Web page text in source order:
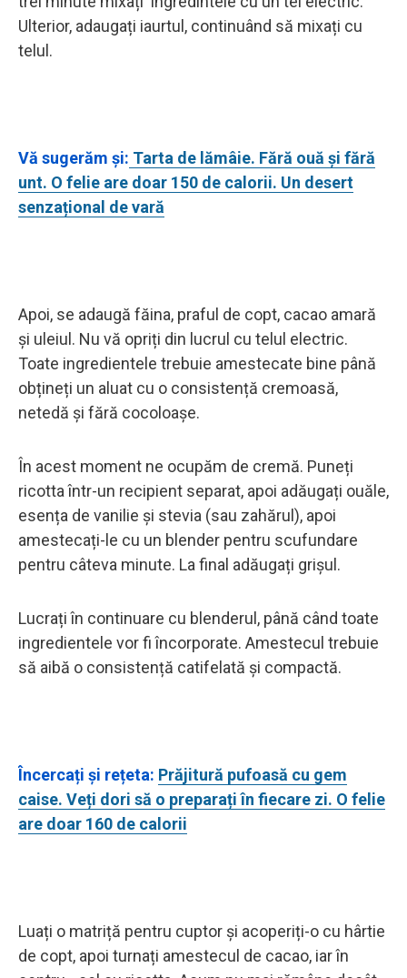
Ulterior, adaugați iaurtul, continuând să mixați cu
telul.
Vă sugerăm și: Tarta de lămâie. Fără ouă și fără
unt. O felie are doar 150 de calorii. Un desert
senzațional de vară
Apoi, se adaugă făina, praful de copt, cacao amară
și uleiul. Nu vă opriți din lucrul cu telul electric.
Toate ingredientele trebuie amestecate bine până
obțineți un aluat cu o consistență cremoasă,
netedă și fără cocoloașe.
În acest moment ne ocupăm de cremă. Puneți
ricotta într-un recipient separat, apoi adăugați ouăle,
esența de vanilie și stevia (sau zahărul), apoi
amestecați-le cu un blender pentru scufundare
pentru câteva minute. La final adăugați grișul.
Lucrați în continuare cu blenderul, până când toate
ingredientele vor fi încorporate. Amestecul trebuie
să aibă o consistență catifelată și compactă.
Încercați și rețeta: Prăjitură pufoasă cu gem
caise. Veți dori să o preparați în fiecare zi. O felie
are doar 160 de calorii
Luați o matriță pentru cuptor și acoperiți-o cu hârtie
de copt, apoi turnați amestecul de cacao, iar în